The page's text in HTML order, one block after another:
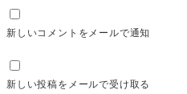
新しいコメントをメールで通知
新しい投稿をメールで受け取る